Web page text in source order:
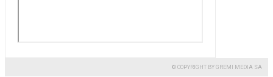
© COPYRIGHT BY GREMI MEDIA SA